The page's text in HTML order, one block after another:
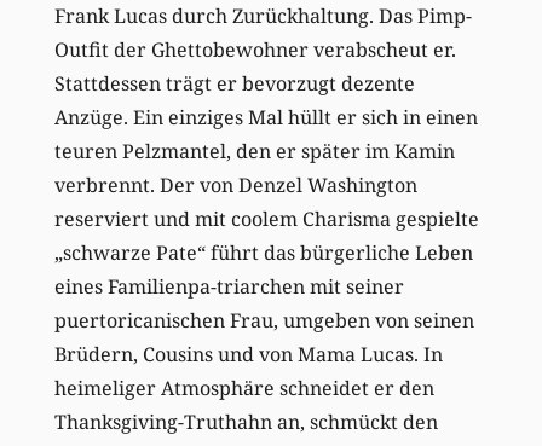
Frank Lucas durch Zurückhaltung. Das Pimp-
Outfit der Ghettobewohner verabscheut er.
Stattdessen trägt er bevorzugt dezente
Anzüge. Ein einziges Mal hüllt er sich in einen
teuren Pelzmantel, den er später im Kamin
verbrennt. Der von Denzel Washington
reserviert und mit coolem Charisma gespielte
„schwarze Pate“ führt das bürgerliche Leben
eines Familienpa-triarchen mit seiner
puertoricanischen Frau, umgeben von seinen
Brüdern, Cousins und von Mama Lucas. In
heimeliger Atmosphäre schneidet er den
Thanksgiving-Truthahn an, schmückt den